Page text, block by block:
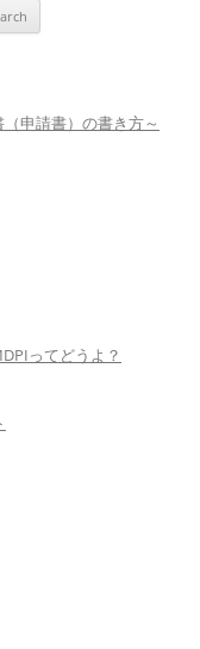
申請書）の書き方～
ってどうよ？